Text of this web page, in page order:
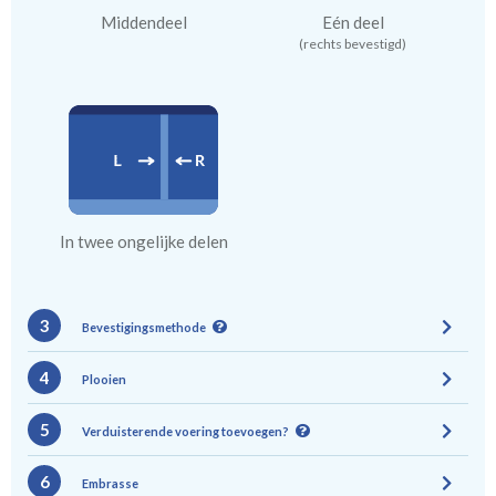
Middendeel Eén deel
(rechts bevestigd)
In twee ongelijke delen
3 Bevestigingsmethode
4 Plooien
5 Verduisterende voering toevoegen?
Gevoerde gordijnen zorgen voor halve of gehele
6 Embrasse